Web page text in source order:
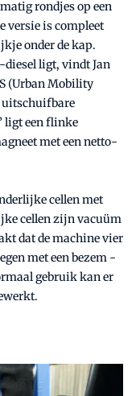
rondjes op een
versie is compleet
onder de kap.
diesel ligt, vindt Jan
(Urban Mobility
uitschuifbare
ligt een flinke
met een netto-
cellen met
cellen zijn vacuüm
dat de machine vier
met een bezem -
gebruik kan er